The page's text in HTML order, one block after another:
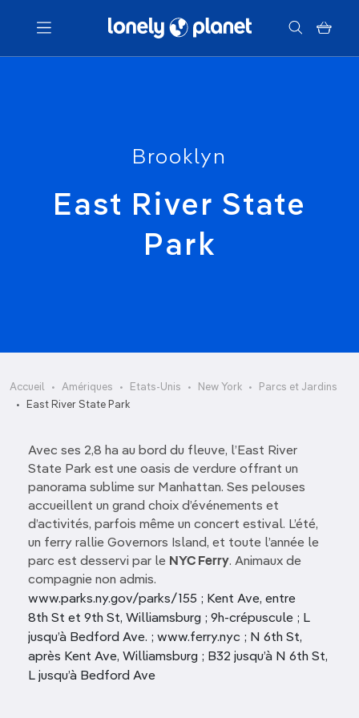
Menu
Brooklyn
East River State
Park
Accueil Amériques Etats-Unis New York
Parcs et Jardins
East River State Park
Avec ses 2,8 ha au bord du fleuve, l’East River
State Park est une oasis de verdure offrant un
panorama sublime sur Manhattan. Ses pelouses
accueillent un grand choix d’événements et
d’activités, parfois même un concert estival. L’été,
un ferry rallie Governors Island, et toute l’année le
parc est desservi par le NYC Ferry. Animaux de
compagnie non admis.
www.parks.ny.gov/parks/155 ; Kent Ave, entre
8th St et 9th St, Williamsburg ; 9h-crépuscule ; L
jusqu’à Bedford Ave. ; www.ferry.nyc ; N 6th St,
après Kent Ave, Williamsburg ; B32 jusqu’à N 6th St,
L jusqu’à Bedford Ave